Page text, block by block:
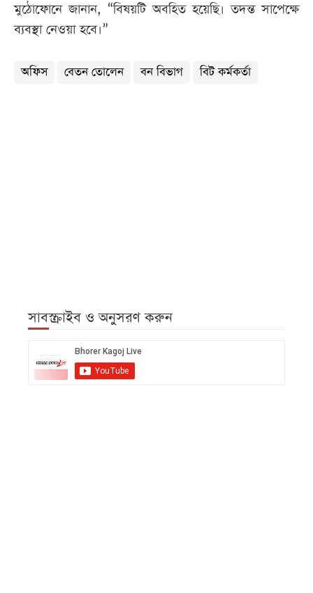
মুঠোফোনে জানান, “বিষয়টি অবহিত হয়েছি। তদন্ত সাপেক্ষে
ব্যবস্থা নেওয়া হবে।”
অফিস বেতন তোলেন বন বিভাগ বিট কর্মকর্তা
সাবস্ক্রাইব ও অনুসরণ করুন